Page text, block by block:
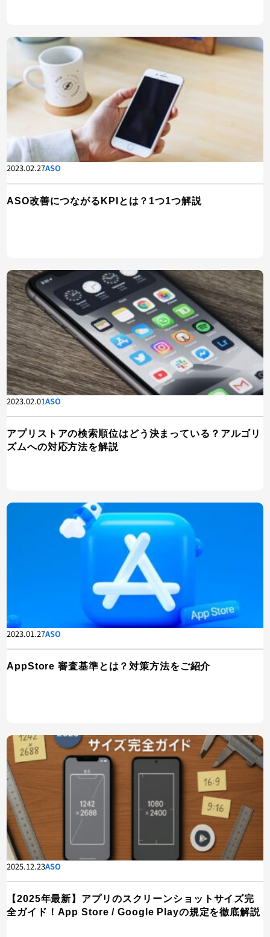
2023.02.27ASO
ASO改善につながるKPIとは？1つ1つ解説
2023.02.01ASO
アプリストアの検索順位はどう決まっている？アルゴリ
ズムへの対応方法を解説
2023.01.27ASO
AppStore 審査基準とは？対策方法をご紹介
2025.12.23ASO
【2025年最新】アプリのスクリーンショットサイズ完
全ガイド！App Store / Google Playの規定を徹底解説